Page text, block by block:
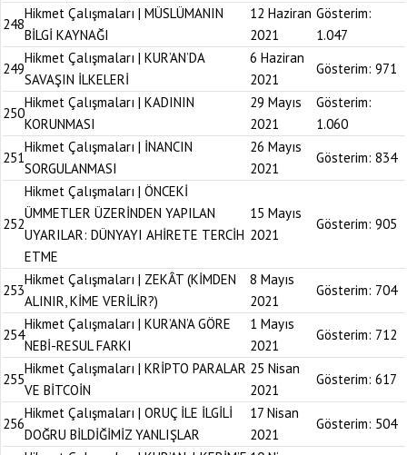
248
Hikmet Çalışmaları | MÜSLÜMANIN
BİLGİ KAYNAĞI
12 Haziran
2021
Gösterim:
1.047
249
Hikmet Çalışmaları | KUR’AN’DA
SAVAŞIN İLKELERİ
6 Haziran
2021
Gösterim: 971
250
Hikmet Çalışmaları | KADININ
KORUNMASI
29 Mayıs
2021
Gösterim:
1.060
251
Hikmet Çalışmaları | İNANCIN
SORGULANMASI
26 Mayıs
2021
Gösterim: 834
252
Hikmet Çalışmaları | ÖNCEKİ
ÜMMETLER ÜZERİNDEN YAPILAN
UYARILAR: DÜNYAYI AHİRETE TERCİH
ETME
15 Mayıs
2021
Gösterim: 905
253
Hikmet Çalışmaları | ZEKÂT (KİMDEN
ALINIR, KİME VERİLİR?)
8 Mayıs
2021
Gösterim: 704
254
Hikmet Çalışmaları | KUR’AN’A GÖRE
NEBİ-RESUL FARKI
1 Mayıs
2021
Gösterim: 712
255
Hikmet Çalışmaları | KRİPTO PARALAR
VE BİTCOİN
25 Nisan
2021
Gösterim: 617
256
Hikmet Çalışmaları | ORUÇ İLE İLGİLİ
DOĞRU BİLDİĞİMİZ YANLIŞLAR
17 Nisan
2021
Gösterim: 504